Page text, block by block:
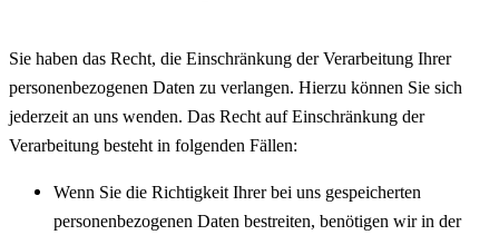
Sie haben das Recht, die Einschränkung der Verarbeitung Ihrer
personenbezogenen Daten zu verlangen. Hierzu können Sie sich
jederzeit an uns wenden. Das Recht auf Einschränkung der
Verarbeitung besteht in folgenden Fällen:
Wenn Sie die Richtigkeit Ihrer bei uns gespeicherten
personenbezogenen Daten bestreiten, benötigen wir in der